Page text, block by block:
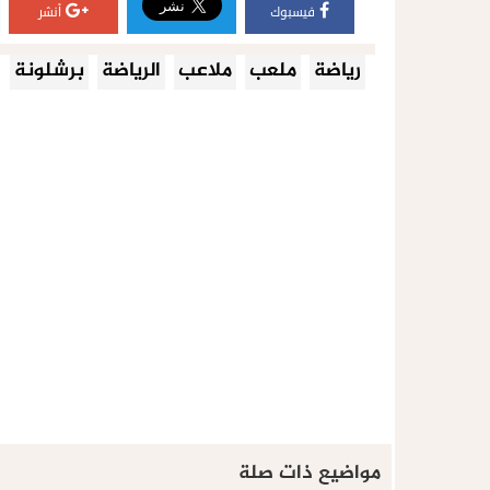
فيسبوك أنشر
رياضة ملعب ملاعب الرياضة برشلونة
مواضيع ذات صلة